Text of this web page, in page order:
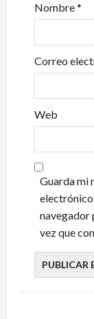
d
s
Nombre*
Correo
Web
Guarda mi
electrónico
navegador
vez que